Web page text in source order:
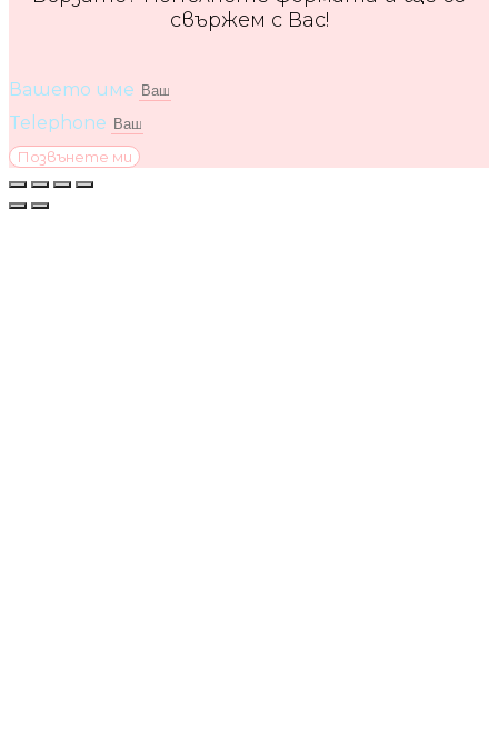
свържем с Вас!
Вашето име
Telephone
Позвънете ми